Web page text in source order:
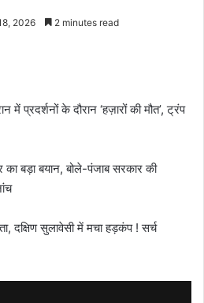
2026 2 minutes read
में प्रदर्शनों के दौरान ‘हज़ारों की मौत’, ट्रंप
का बड़ा बयान, बोले-पंजाब सरकार की
दक्षिण सुलावेसी में मचा हड़कंप ! सर्च